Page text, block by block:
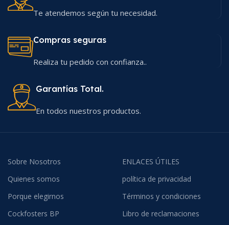
Te atendemos según tu necesidad.
Compras seguras
Realiza tu pedido con confianza..
Garantías Total.
En todos nuestros productos.
Sobre Nosotros
Quienes somos
Porque elegirnos
Cockfosters BP
ENLACES ÚTILES
política de privacidad
Términos y condiciones
Libro de reclamaciones